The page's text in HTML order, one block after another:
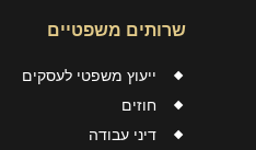
שרותים משפטיים
ייעוץ משפטי לעסקים
חוזים
דיני עבודה